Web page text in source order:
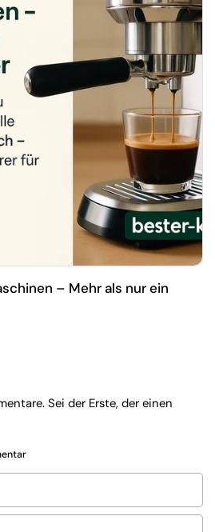
– Mehr als nur ein
Sei der Erste, der einen